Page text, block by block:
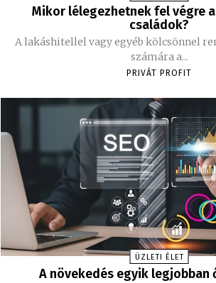
Mikor lélegezhetnek fel végre
családok?
A lakáshitellel vagy egyéb kölcsönnel
számára a...
PRIVÁT PROFIT
ÜZLETI ÉLET
A növekedés egyik